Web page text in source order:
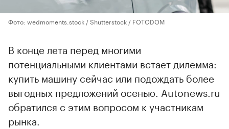
Фото: wedmoments.stock / Shutterstock / FOTODOM
В конце лета перед многими
потенциальными клиентами встает дилемма:
купить машину сейчас или подождать более
выгодных предложений осенью. Autonews.ru
обратился с этим вопросом к участникам
рынка.